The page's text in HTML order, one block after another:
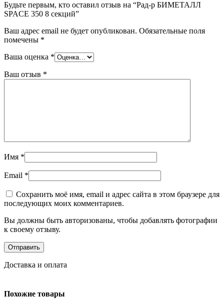
Будьте первым, кто оставил отзыв на “Рад-р БИМЕТАЛЛ
SPACE 350 8 секций”
Ваш адрес email не будет опубликован. Обязательные поля
помечены *
Ваша оценка *
Ваш отзыв *
Имя *
Email *
Сохранить моё имя, email и адрес сайта в этом браузере для
последующих моих комментариев.
Вы должны быть авторизованы, чтобы добавлять фотографии
к своему отзыву.
Доставка и оплата
Похожие товары